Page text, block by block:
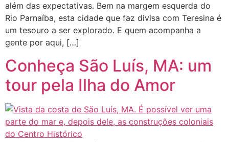
além das expectativas. Bem na margem esquerda do
Rio Parnaíba, esta cidade que faz divisa com Teresina é
um tesouro a ser explorado. E quem acompanha a
gente por aqui, […]
Conheça São Luís, MA: um
tour pela Ilha do Amor